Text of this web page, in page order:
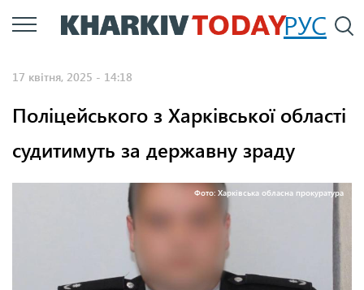
Перейти
до
РУС
17 квітня, 2025 - 14:18
Поліцейського з Харківської області
судитимуть за державну зраду
Фото: Харківська обласна прокуратура